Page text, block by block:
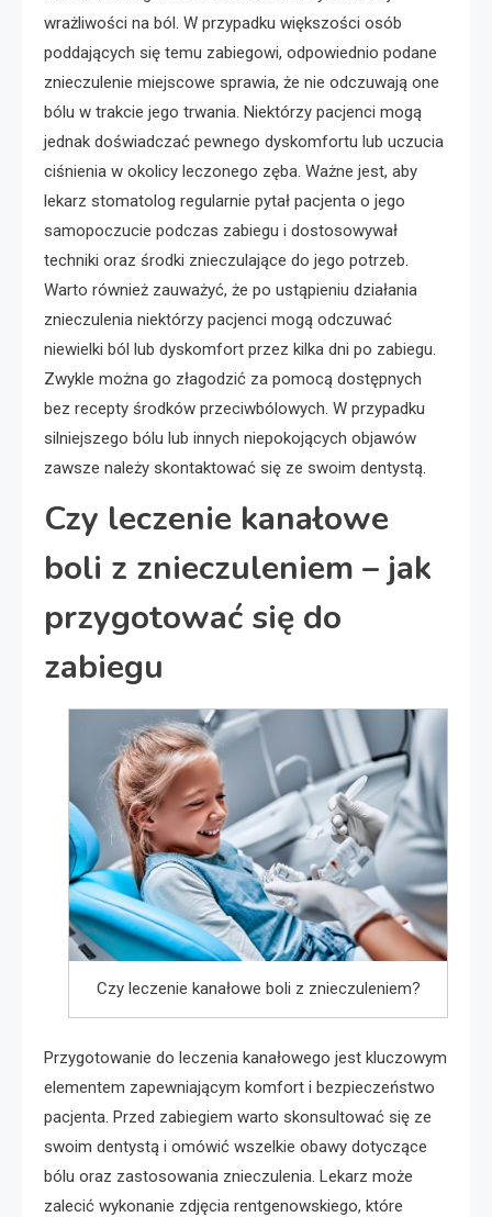
wrażliwości na ból. W przypadku większości osób
poddających się temu zabiegowi, odpowiednio podane
znieczulenie miejscowe sprawia, że nie odczuwają one
bólu w trakcie jego trwania. Niektórzy pacjenci mogą
jednak doświadczać pewnego dyskomfortu lub uczucia
ciśnienia w okolicy leczonego zęba. Ważne jest, aby
lekarz stomatolog regularnie pytał pacjenta o jego
samopoczucie podczas zabiegu i dostosowywał
techniki oraz środki znieczulające do jego potrzeb.
Warto również zauważyć, że po ustąpieniu działania
znieczulenia niektórzy pacjenci mogą odczuwać
niewielki ból lub dyskomfort przez kilka dni po zabiegu.
Zwykle można go złagodzić za pomocą dostępnych
bez recepty środków przeciwbólowych. W przypadku
silniejszego bólu lub innych niepokojących objawów
zawsze należy skontaktować się ze swoim dentystą.
Czy leczenie kanałowe
boli z znieczuleniem – jak
przygotować się do
zabiegu
Czy leczenie kanałowe boli z znieczuleniem?
Przygotowanie do leczenia kanałowego jest kluczowym
elementem zapewniającym komfort i bezpieczeństwo
pacjenta. Przed zabiegiem warto skonsultować się ze
swoim dentystą i omówić wszelkie obawy dotyczące
bólu oraz zastosowania znieczulenia. Lekarz może
zalecić wykonanie zdjęcia rentgenowskiego, które